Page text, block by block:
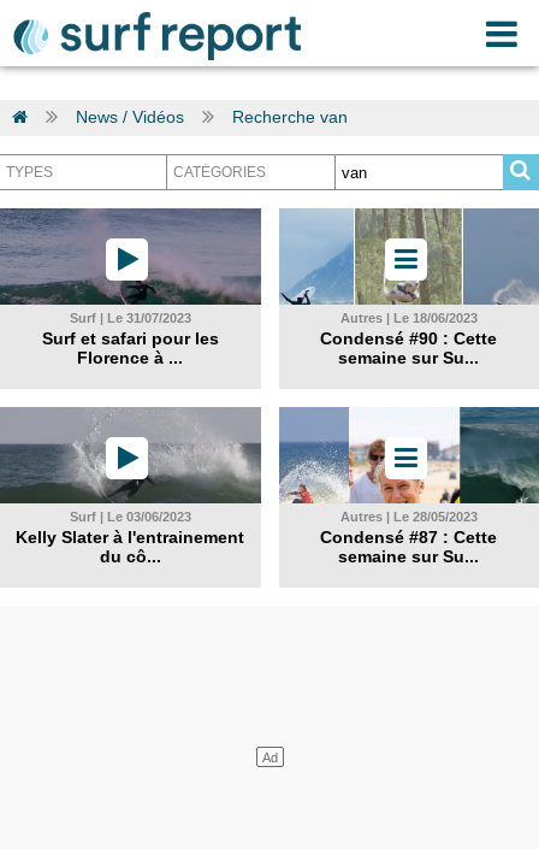
News / Vidéos Recherche van
Surf | Le 31/07/2023
Surf et safari pour les
Florence à ...
Autres | Le 18/06/2023
Condensé #90 : Cette
semaine sur Su...
Surf | Le 03/06/2023
Kelly Slater à l'entrainement
du cô...
Autres | Le 28/05/2023
Condensé #87 : Cette
semaine sur Su...